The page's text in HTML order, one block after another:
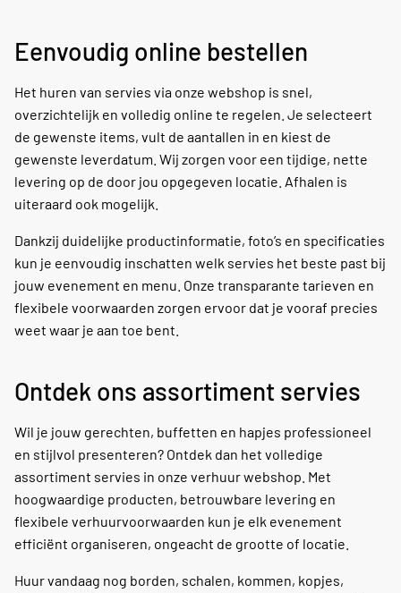
Eenvoudig online bestellen
Het huren van servies via onze webshop is snel,
overzichtelijk en volledig online te regelen. Je selecteert
de gewenste items, vult de aantallen in en kiest de
gewenste leverdatum. Wij zorgen voor een tijdige, nette
levering op de door jou opgegeven locatie. Afhalen is
uiteraard ook mogelijk.
Dankzij duidelijke productinformatie, foto’s en specificaties
kun je eenvoudig inschatten welk servies het beste past bij
jouw evenement en menu. Onze transparante tarieven en
flexibele voorwaarden zorgen ervoor dat je vooraf precies
weet waar je aan toe bent.
Ontdek ons assortiment servies
Wil je jouw gerechten, buffetten en hapjes professioneel
en stijlvol presenteren? Ontdek dan het volledige
assortiment servies in onze verhuur webshop. Met
hoogwaardige producten, betrouwbare levering en
flexibele verhuurvoorwaarden kun je elk evenement
efficiënt organiseren, ongeacht de grootte of locatie.
Huur vandaag nog borden, schalen, kommen, kopjes,